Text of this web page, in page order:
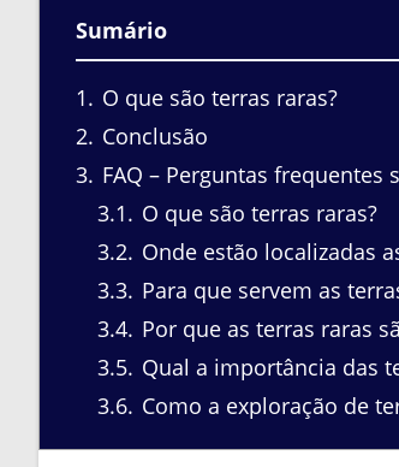
Sumário
1
O que são terras raras?
2 Conclusão
3 FAQ – Perguntas frequentes
3.1
O que são terras raras?
3.2 Onde estão localizadas
3.3 Para que servem as
3.4 Por que as terras raras
3.5 Qual a importância das
3.6 Como a exploração de